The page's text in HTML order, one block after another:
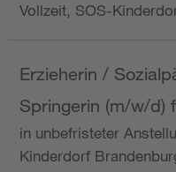
Vollzeit, SOS-
Erzieherin /
Springerin (m/w/d)
in unbefristeter
Kinderdorf